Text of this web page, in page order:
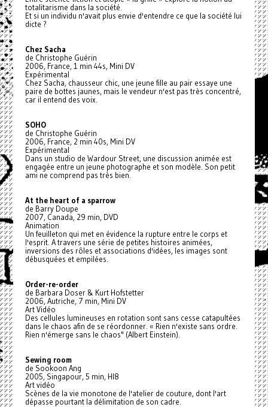
totalitarisme dans la société.
Et si un individu n'avait plus envie d'entendre ce que la société lui
dicte ?
Chez Sacha
de Christophe Guérin
2006, France, 1 min 44s, Mini DV
Expérimental
Chez Sacha, chausseur chic, une jeune fille au pair essaye une
paire de bottes jaunes, mais le vendeur n'est pas très concentré,
car il entend des voix.
SOHO
de Christophe Guérin
2006, France, 2 min 40s, Mini DV
Expérimental
Dans un studio de Wardour Street, une discussion animée est
engagée entre un jeune photographe et son modèle. Son petit
ami ne comprend pas très bien.
At the heart of a sparrow
de Barry Doupe
2007, Canada, 29 min, DVD
Animation
Un feuilleton qui met en évidence la rupture entre le corps et
l'esprit. A travers une série de petites histoires animées,
inversions des rôles et associations d'idées, les images sont
débusquées et empilées.
Order-re-order
de Barbara Doser & Kurt Hofstetter
2006, Autriche, 7 min, Mini DV
Art Vidéo
Des cellules lumineuses en rotation sont sans cesse catapultées
dans le chaos afin de se réordonner. « Rien n'existe sans ordre.
Rien n'émerge sans le chaos" (Albert Einstein).
Sewing room
de Sookoon Ang
2005, Singapour, 5 min, HI8
Art vidéo
Scènes de la vie monotone de l'atelier de couture, dont l'art
dépasse pourtant la délimitation de son cadre.